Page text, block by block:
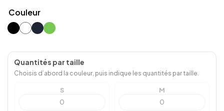
Couleur
Quantités par taille
Choisis d’abord la couleur, puis indique les quantités par taille.
S M